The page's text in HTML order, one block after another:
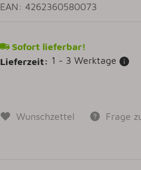
EAN: 4262360580073
Sofort lieferbar!
Lieferzeit: 1 - 3 Werktage
Wunschzettel Frage